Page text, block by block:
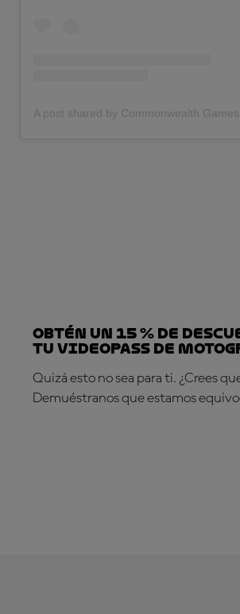
Obtén un 15 % de
tu VideoPass de
Quizá esto no sea para ti. ¿Crees
Demuéstranos que estamos